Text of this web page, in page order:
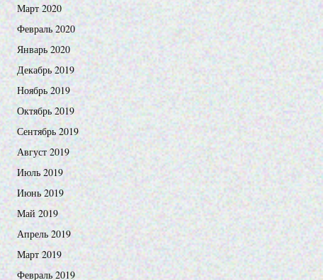
Март 2020
Февраль 2020
Январь 2020
Декабрь 2019
Ноябрь 2019
Октябрь 2019
Сентябрь 2019
Август 2019
Июль 2019
Июнь 2019
Май 2019
Апрель 2019
Март 2019
Февраль 2019